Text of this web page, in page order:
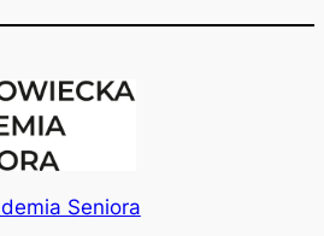
Seniora